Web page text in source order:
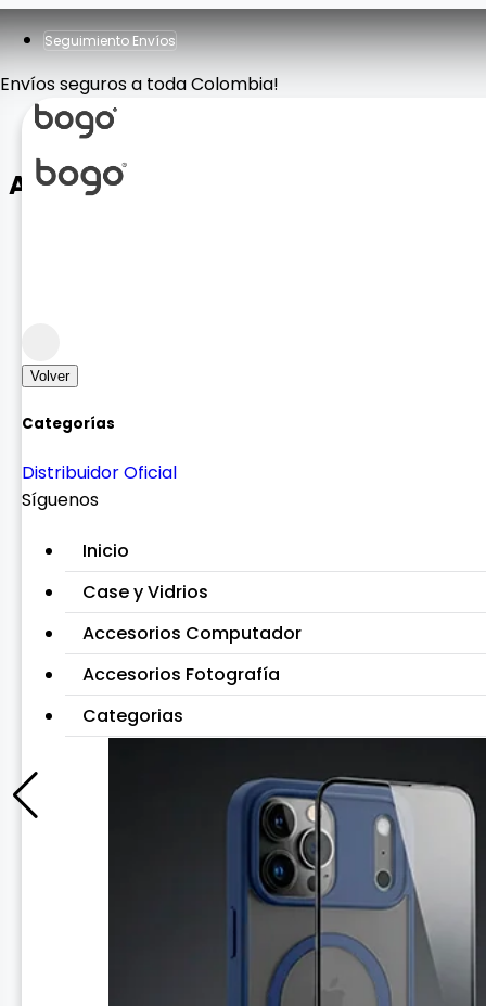
Seguimiento Envíos
Envíos seguros a toda Colombia!
Volver
Categorías
Distribuidor Oficial
Síguenos
Inicio
Case y Vidrios
Accesorios Computador
Accesorios Fotografía
Categorias
Adaptador IP a 3.5 MH025